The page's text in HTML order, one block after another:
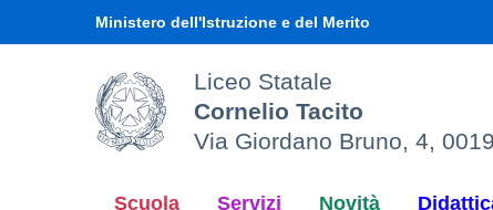
Ministero dell'Istruzione e del Merito
Liceo Statale
Cornelio Tacito
Via Giordano Bruno, 4,
Scuola Servizi Novità